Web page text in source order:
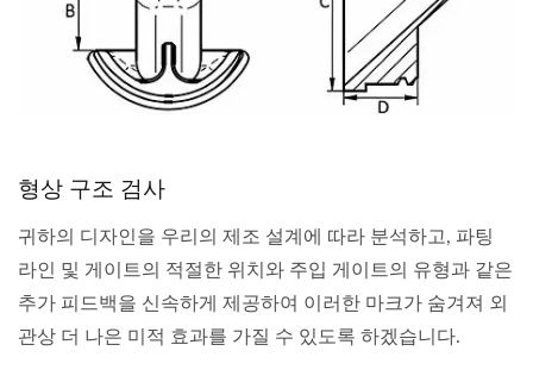
형상 구조 검사
귀하의 디자인을 우리의 제조 설계에 따라 분석하고, 파팅
라인 및 게이트의 적절한 위치와 주입 게이트의 유형과 같은
추가 피드백을 신속하게 제공하여 이러한 마크가 숨겨져 외
관상 더 나은 미적 효과를 가질 수 있도록 하겠습니다.